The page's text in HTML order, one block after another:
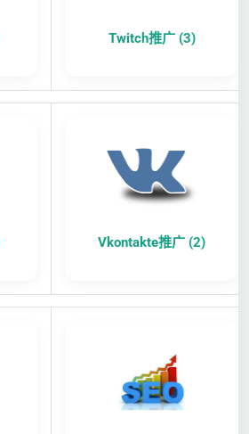
Twitch推广 (3)
Vkontakte推广 (2)